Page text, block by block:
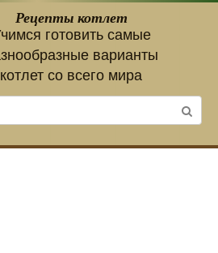
Рецепты котлет
готовить самые
варианты
котлет со всего мира